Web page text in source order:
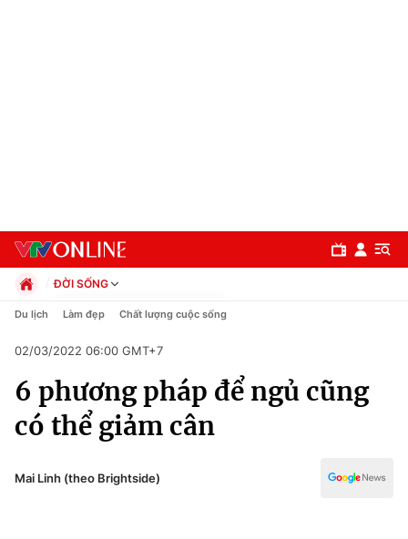
Chuyên mục
Chính trị
ĐỜI SỐNG
Chính trị
Pháp luật
Kinh tế
Thể thao
Truyền hình
Y tế
Du lịch Làm đẹp Chất lượng cuộc sống
02/03/2022 06:00 GMT+7
6 phương pháp để ngủ cũng
có thể giảm cân
Mai Linh (theo Brightside)